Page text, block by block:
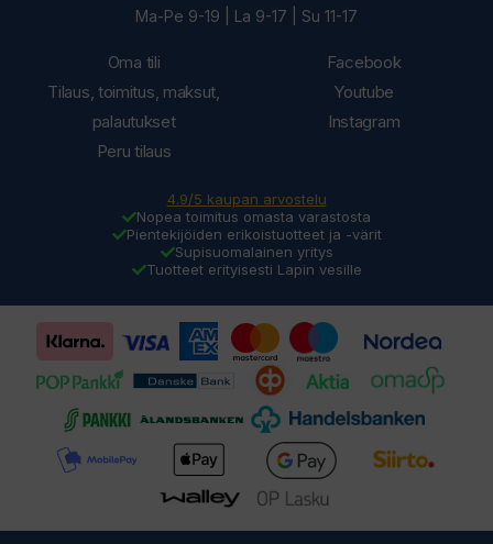
Oma tili
Tilaus, toimitus, maksut,
palautukset
Peru tilaus
Ma-Pe 9-19 | La 9-17 | Su 11-17
Facebook
Youtube
Instagram
4.9/5 kaupan arvostelu
Nopea toimitus omasta varastosta
Pientekijöiden erikoistuotteet ja -värit
Supisuomalainen yritys
Tuotteet erityisesti Lapin vesille